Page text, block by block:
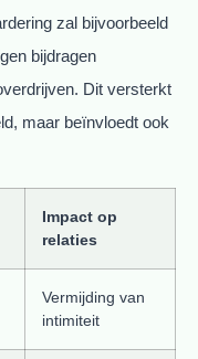
zal bijvoorbeeld
bijdragen
Dit versterkt
maar beïnvloedt ook
Impact op
relaties
Vermijding van
intimiteit